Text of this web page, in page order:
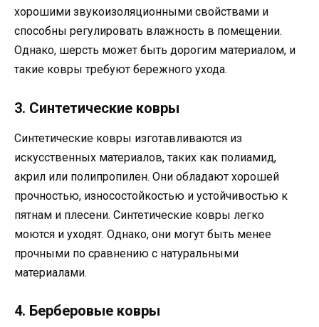
хорошими звукоизоляционными свойствами и
способны регулировать влажность в помещении.
Однако, шерсть может быть дорогим материалом, и
такие ковры требуют бережного ухода.
3. Синтетические ковры
Синтетические ковры изготавливаются из
искусственных материалов, таких как полиамид,
акрил или полипропилен. Они обладают хорошей
прочностью, износостойкостью и устойчивостью к
пятнам и плесени. Синтетические ковры легко
моются и уходят. Однако, они могут быть менее
прочными по сравнению с натуральными
материалами.
4. Берберовые ковры